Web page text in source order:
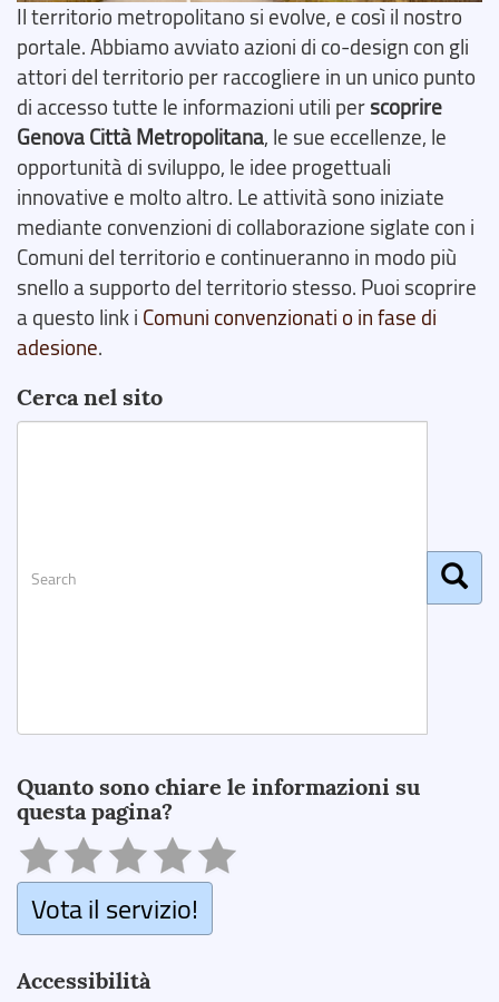
Il territorio metropolitano si evolve, e così il nostro
portale. Abbiamo avviato azioni di co-design con gli
attori del territorio per raccogliere in un unico punto
di accesso tutte le informazioni utili perscoprire
Genova Città Metropolitana, le sue eccellenze, le
opportunità di sviluppo, le idee progettuali
innovative e molto altro. Le attività sono iniziate
mediante convenzioni di collaborazione siglate con i
Comuni del territorio e continueranno in modo più
snello a supporto del territorio stesso. Puoi scoprire
a questo link i Comuni convenzionati o in fase di
adesione.
Cerca nel sito
Quanto sono chiare le informazioni su
questa pagina?
Vota il servizio!
Accessibilità